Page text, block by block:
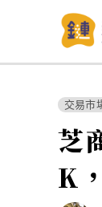
交易市
芝
K